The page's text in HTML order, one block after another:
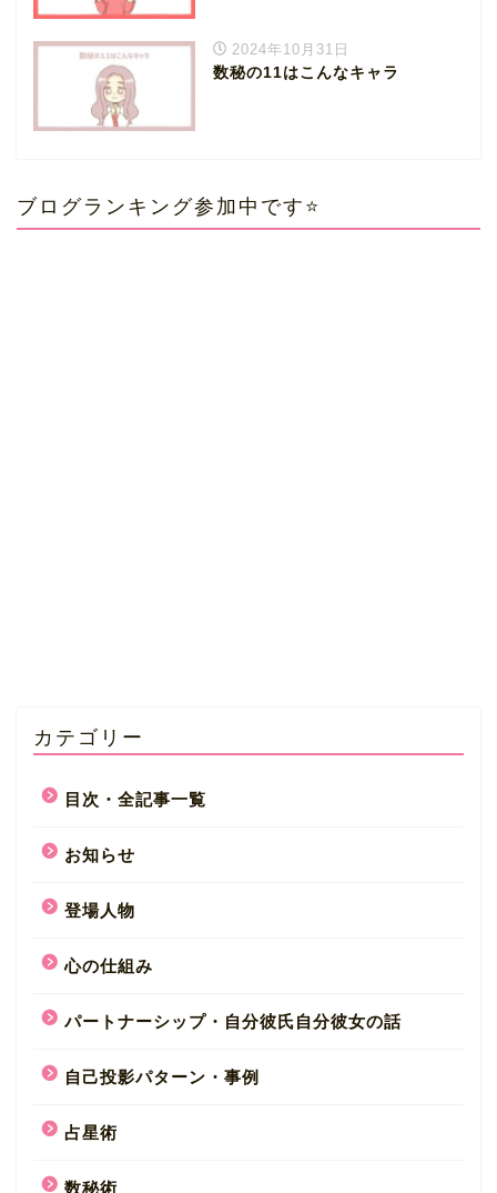
2024年10月31日
数秘の11はこんなキャラ
ブログランキング参加中です⭐️
カテゴリー
目次・全記事一覧
お知らせ
登場人物
心の仕組み
パートナーシップ・自分彼氏自分彼女の話
自己投影パターン・事例
占星術
数秘術